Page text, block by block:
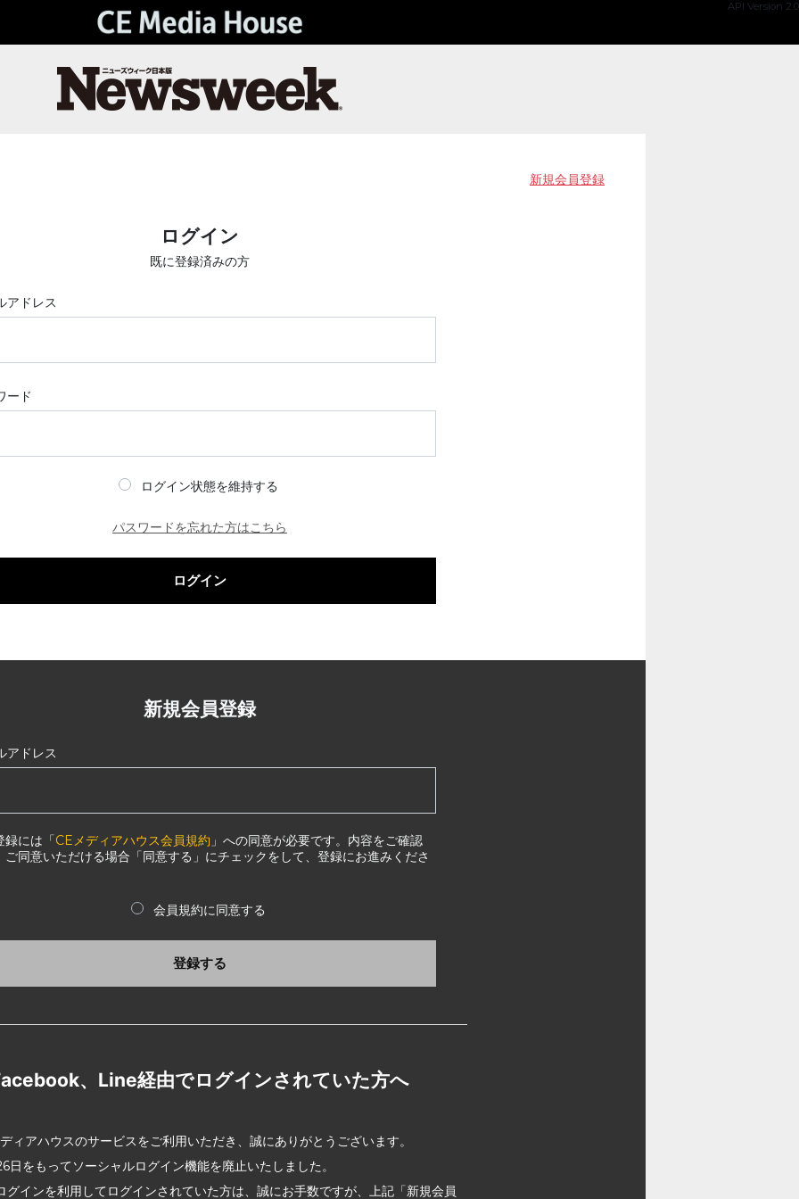
API Version 2.0
新規会員登録
ログイン
既に登録済みの方
アドレス
ード
ログイン状態を維持する
パスワードを忘れた方はこちら
ログイン
新規会員登録
アドレス
録には「CEメディアハウス会員規約 」への同意が必要です。内容をご確認
ご同意いただける場合「同意する」にチェックをして、登録にお進みくださ
会員規約に同意する
登録する
、Line経由でログインされていた方へ
ィアハウスのサービスをご利用いただき、誠にありがとうございます。
日をもってソーシャルログイン機能を廃止いたしました。
グインを利用してログインされていた方は、誠にお手数ですが、上記「新規会員